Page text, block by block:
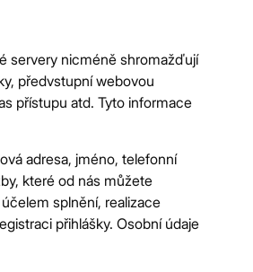
servery nicméně shromažďují
předvstupní webovou
přístupu atd. Tyto informace
adresa, jméno, telefonní
které od nás můžete
splnění, realizace
přihlášky. Osobní údaje